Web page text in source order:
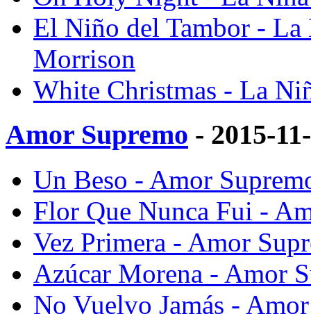
El Niño del Tambor - La
Morrison
White Christmas - La
Amor Supremo - 2015-
Un Beso - Amor
Flor Que Nunca Fui -
Vez Primera - Amor
Azúcar Morena - Amor
No Vuelvo Jamás -